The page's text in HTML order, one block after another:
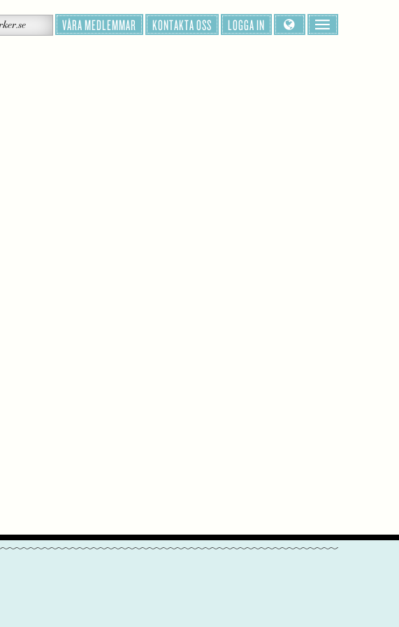
VÅRA MEDLEMMAR KONTAKTA OSS LOGGA IN